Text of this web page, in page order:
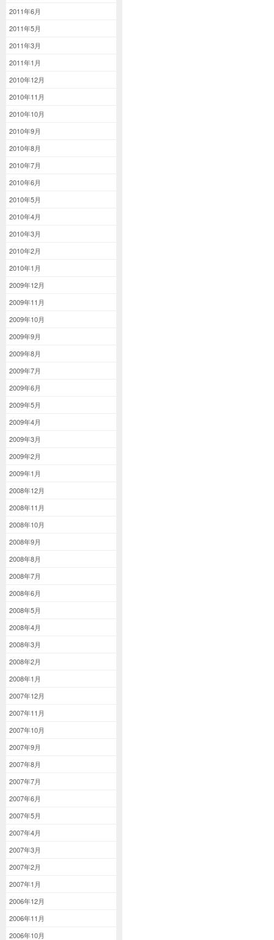
2011年6月
2011年5月
2011年3月
2011年1月
2010年12月
2010年11月
2010年10月
2010年9月
2010年8月
2010年7月
2010年6月
2010年5月
2010年4月
2010年3月
2010年2月
2010年1月
2009年12月
2009年11月
2009年10月
2009年9月
2009年8月
2009年7月
2009年6月
2009年5月
2009年4月
2009年3月
2009年2月
2009年1月
2008年12月
2008年11月
2008年10月
2008年9月
2008年8月
2008年7月
2008年6月
2008年5月
2008年4月
2008年3月
2008年2月
2008年1月
2007年12月
2007年11月
2007年10月
2007年9月
2007年8月
2007年7月
2007年6月
2007年5月
2007年4月
2007年3月
2007年2月
2007年1月
2006年12月
2006年11月
2006年10月